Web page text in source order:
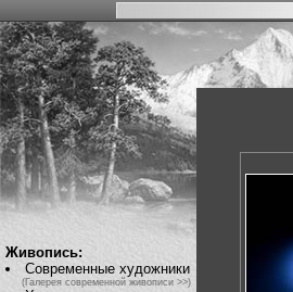
Живопись:
Современные художники
(Галерея современной живописи >>)